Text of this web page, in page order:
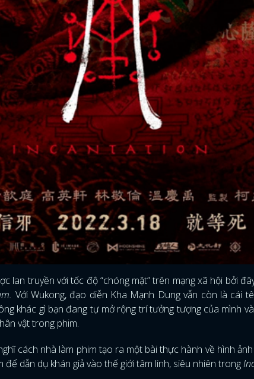
lan truyền với tốc độ “chóng mặt” trên mạng xã hội bởi
Với Wukong, đạo diễn Kha Mạnh Dung vẫn còn là cái
khác gì bạn đang tự mở rộng trí tưởng tượng của mình
vật trong phim.
cách nhà làm phim tạo ra một bài thực hành về hình
để dẫn dụ khán giả vào thế giới tâm linh, siêu nhiên trong